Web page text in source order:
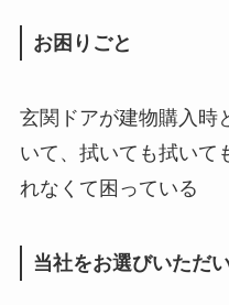
お困りごと
玄関ドアが建物購入時
いて、拭いても拭いて
れなくて困っている
当社をお選びいただ